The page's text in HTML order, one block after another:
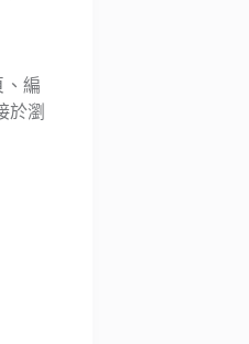
、編
於瀏